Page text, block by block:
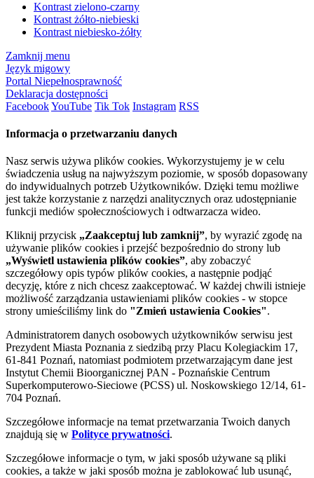
Kontrast zielono-czarny
Kontrast żółto-niebieski
Kontrast niebiesko-żółty
Zamknij menu
Język migowy
Portal Niepełnosprawność
Deklaracja dostępności
FacebookYouTube Tik Tok Instagram RSS
Informacja o przetwarzaniu danych
Nasz serwis używa plików cookies. Wykorzystujemy je w celu
świadczenia usług na najwyższym poziomie, w sposób dopasowany
do indywidualnych potrzeb Użytkowników. Dzięki temu możliwe
jest także korzystanie z narzędzi analitycznych oraz udostępnianie
funkcji mediów społecznościowych i odtwarzacza wideo.
Kliknij przycisk „Zaakceptuj lub zamknij”, by wyrazić zgodę na
używanie plików cookies i przejść bezpośrednio do strony lub
„Wyświetl ustawienia plików cookies”, aby zobaczyć
szczegółowy opis typów plików cookies, a następnie podjąć
decyzję, które z nich chcesz zaakceptować. W każdej chwili istnieje
możliwość zarządzania ustawieniami plików cookies - w stopce
strony umieściliśmy link do "Zmień ustawienia Cookies".
Administratorem danych osobowych użytkowników serwisu jest
Prezydent Miasta Poznania z siedzibą przy Placu Kolegiackim 17,
61-841 Poznań, natomiast podmiotem przetwarzającym dane jest
Instytut Chemii Bioorganicznej PAN - Poznańskie Centrum
Superkomputerowo-Sieciowe (PCSS) ul. Noskowskiego 12/14, 61-
704 Poznań.
Szczegółowe informacje na temat przetwarzania Twoich danych
znajdują się w Polityce prywatności.
Szczegółowe informacje o tym, w jaki sposób używane są pliki
cookies, a także w jaki sposób można je zablokować lub usunąć,